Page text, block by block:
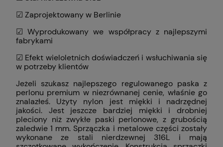
☑ Zaprojektowany w Berlinie
☑ Wyprodukowany we współpracy z najlepszymi
fabrykami
☑ Efekt wieloletnich doświadczeń i wsłuchiwania się
w potrzeby klientów
Jeżeli szukasz najlepszego regulowanego paska z
perlonu premium w niezrównanej cenie, właśnie go
znalazłeś. Użyty nylon jest miękki i nadrzędnej
jakości. Jest jeszcze bardziej miękki i drobniej
pleciony niż zwykłe paski perlonowe, z grubością
zaledwie 1 mm. Sprzączka i metalowe części zostały
wykonane ze stali nierdzewnej 316L i mają